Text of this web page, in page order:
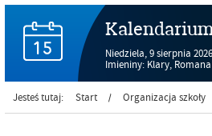
Niedziela,9 sierpnia 2026
Imieniny: Klary, Romana
Jesteś tutaj: Start / Organizacja szkoły